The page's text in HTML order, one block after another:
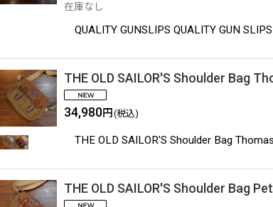
在庫なし
QUALITY GUNSLIPS QUALITY GUN
THE OLD SAILOR'S Shoulder Bag
34,980円 (税込)
THE OLD SAILOR'S Shoulder Bag
THE OLD SAILOR'S Shoulder Bag